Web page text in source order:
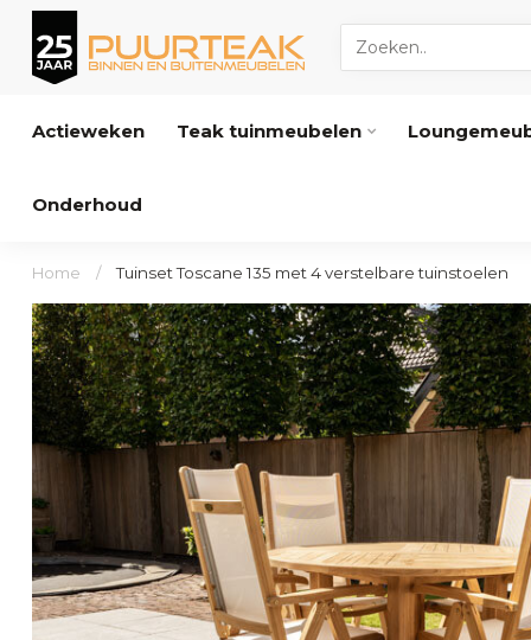
Actieweken Teak tuinmeubelen
Onderhoud
Home / Tuinset Toscane 135 met 4 verstelbare tuinstoelen